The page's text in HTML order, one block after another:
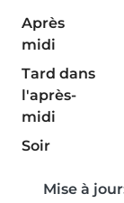
Après
midi
Tard dans
l'après-
midi
Soir
Mise à